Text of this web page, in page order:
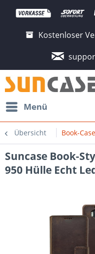
Kostenloser
Menü
Übersicht Book-Case
Suncase Book-
950 Hülle Echt